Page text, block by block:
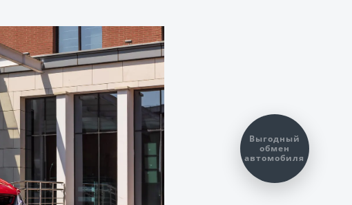
Выгодный
обмен
автомобиля